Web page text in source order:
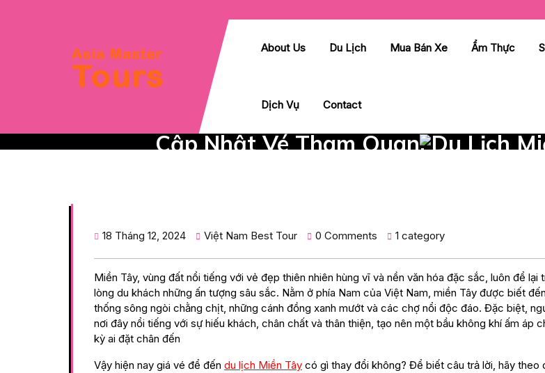
About Us Du Lịch Mua Bán Xe Ẩm Thực
Dịch Vụ Contact
Cập Nhật Vé Tham Quan, Du Lịch
18 Tháng 12, 2024 Việt Nam Best Tour 0 Comments 1 category
Miền Tây, vùng đất nổi tiếng với vẻ đẹp thiên nhiên hùng vĩ và nền văn hóa đặc sắc, luôn để lại
lòng du khách những ấn tượng sâu sắc. Nằm ở phía Nam của Việt Nam, miền Tây được biết
thống sông ngòi chằng chịt, những cánh đồng xanh mướt và các chợ nổi độc đáo. Đặc biệt,
nơi đây nổi tiếng với sự hiếu khách, chân chất và thân thiện, tạo nên một bầu không khí ấm áp
kỳ ai đặt chân đến
Vậy hiện nay giá vé để đến du lịch Miền Tây có gì thay đổi không? Để biết câu trả lời, hãy theo